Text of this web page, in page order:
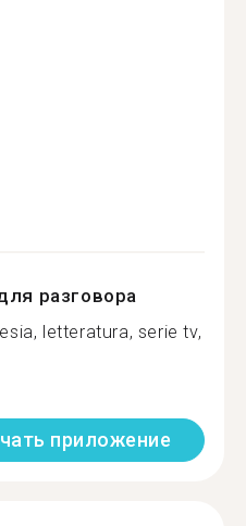
разговора
letteratura, serie tv,
приложение